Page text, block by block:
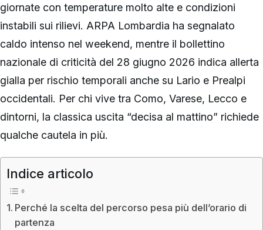
giornate con temperature molto alte e condizioni
instabili sui rilievi. ARPA Lombardia ha segnalato
caldo intenso nel weekend, mentre il bollettino
nazionale di criticità del 28 giugno 2026 indica allerta
gialla per rischio temporali anche su Lario e Prealpi
occidentali. Per chi vive tra Como, Varese, Lecco e
dintorni, la classica uscita “decisa al mattino” richiede
qualche cautela in più.
Indice articolo
Perché la scelta del percorso pesa più dell’orario di
partenza